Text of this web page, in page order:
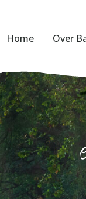
Home Over